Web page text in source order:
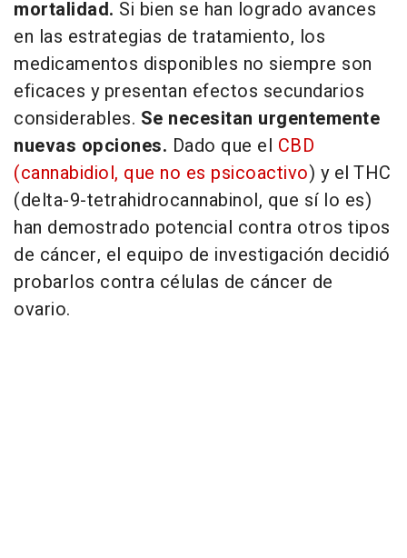
mortalidad. Si bien se han logrado avances
en las estrategias de tratamiento, los
medicamentos disponibles no siempre son
eficaces y presentan efectos secundarios
considerables. Se necesitan urgentemente
nuevas opciones. Dado que el CBD
(cannabidiol, que no es psicoactivo) y el THC
(delta-9-tetrahidrocannabinol, que sí lo es)
han demostrado potencial contra otros tipos
de cáncer, el equipo de investigación decidió
probarlos contra células de cáncer de
ovario.